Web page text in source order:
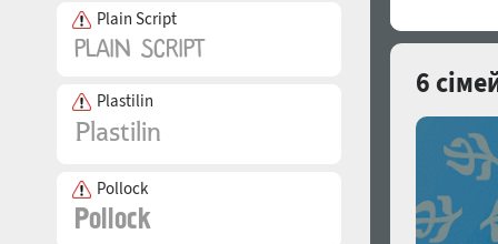
Plain Script
Plastilin
Pollock
6